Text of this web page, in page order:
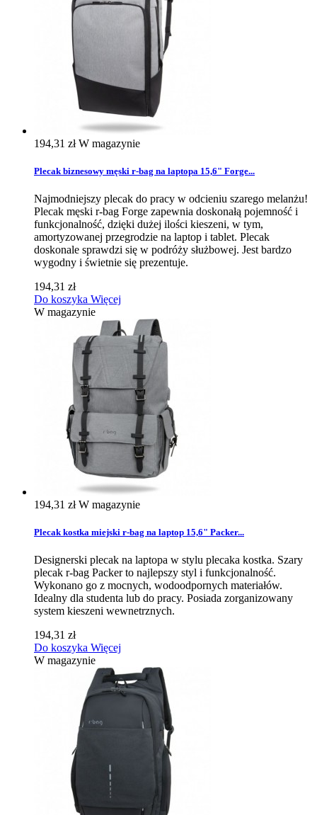
194,31 złW magazynie
Plecak biznesowy męski r-bag na laptopa 15,6" Forge...
Najmodniejszy plecak do pracy w odcieniu szarego melanżu!
Plecak męski r-bag Forge zapewnia doskonałą pojemność i
funkcjonalność, dzięki dużej ilości kieszeni, w tym,
amortyzowanej przegrodzie na laptop i tablet. Plecak
doskonale sprawdzi się w podróży służbowej. Jest bardzo
wygodny i świetnie się prezentuje.
194,31 zł
Do koszyka Więcej
W magazynie
194,31 złW magazynie
Plecak kostka miejski r-bag na laptop 15,6" Packer...
Designerski plecak na laptopa w stylu plecaka kostka. Szary
plecak r-bag Packer to najlepszy styl i funkcjonalność.
Wykonano go z mocnych, wodoodpornych materiałów.
Idealny dla studenta lub do pracy. Posiada zorganizowany
system kieszeni wewnetrznych.
194,31 zł
Do koszyka Więcej
W magazynie